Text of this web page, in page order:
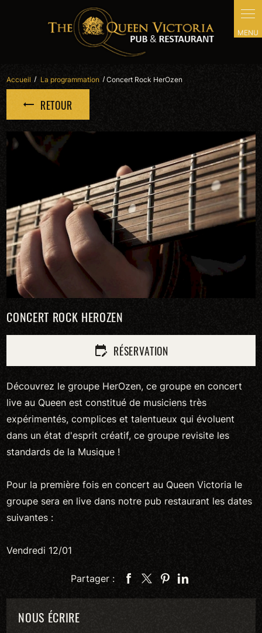
Accueil La programmation Concert Rock HerOzen
RETOUR
CONCERT ROCK HEROZEN
edit_calendar RÉSERVATION
Découvrez le groupe HerOzen, ce groupe en concert
live au Queen est constitué de musiciens très
expérimentés, complices et talentueux qui évoluent
dans un état d'esprit créatif, ce groupe revisite les
standards de la Musique !
Pour la première fois en concert au Queen Victoria le
groupe sera en live dans notre pub restaurant les dates
suivantes :
Vendredi 12/01
Partager :
NOUS ÉCRIRE
Panneau de gestion des cookies